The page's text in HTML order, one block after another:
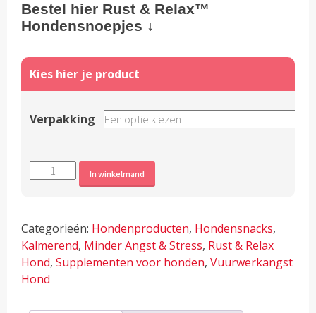
Bestel hier Rust & Relax™
Hondensnoepjes ↓
Verpakking
Rust
No
Stress
Snoepjes
voor
In winkelmand
Categorieën: Hondenproducten, Hondensnacks,
Kalmerend, Minder Angst & Stress, Rust & Relax
Hond,Supplementen voor honden,Vuurwerkangst
Hond